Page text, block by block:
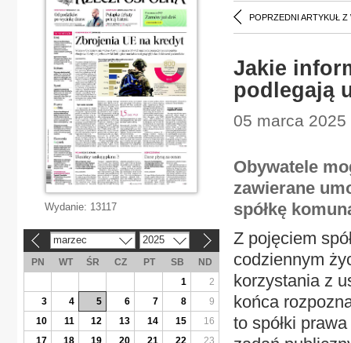
POPRZEDNI ARTYKUŁ Z
Jakie
podlegają
05 marca
Obywatele
zawierane
spółkę
Z pojęciem
codziennym
korzystania z
końca
to spółki
Wydanie: 13117
marzec 2025
PN WT ŚR CZ PT SB
ND
1
2
3
4 5 6 7 8
9
10
11 12 13 14 15
16
17
18 19 20 21 22
23